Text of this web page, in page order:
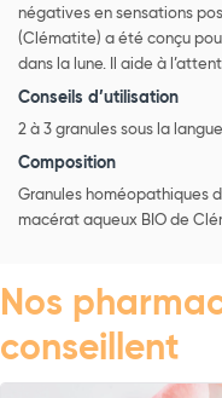
négatives en sensations
(Clématite) a été conçu
dans la lune. Il aide à
Conseils d’utilisation
2 à 3 granules sous la
Composition
Granules homéopathiques
macérat aqueux BIO de
Nos
conseillent